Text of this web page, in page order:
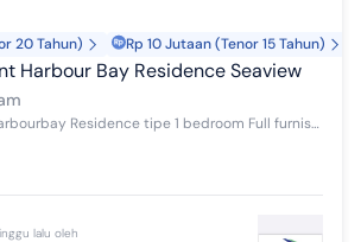
20 Tahun) Rp 10 Jutaan (Tenor 15 Tahun)
Harbour Bay Residence Seaview
Dijual Apartemen Harbourbay Residence tipe 1 bedroom Full furnished Sea view , Lantai 21 Luas bangunan 48 m2 *Harga 1.6M* kode: 001bcEv
lalu oleh